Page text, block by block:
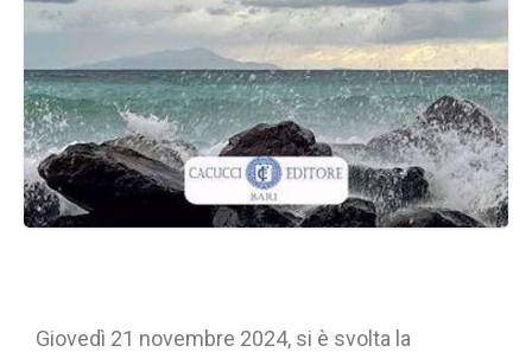
Giovedì 21 novembre 2024, si è svolta la